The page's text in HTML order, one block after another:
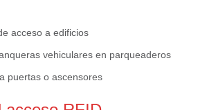
acceso a edificios
vehiculares en parqueaderos
puertas o ascensores